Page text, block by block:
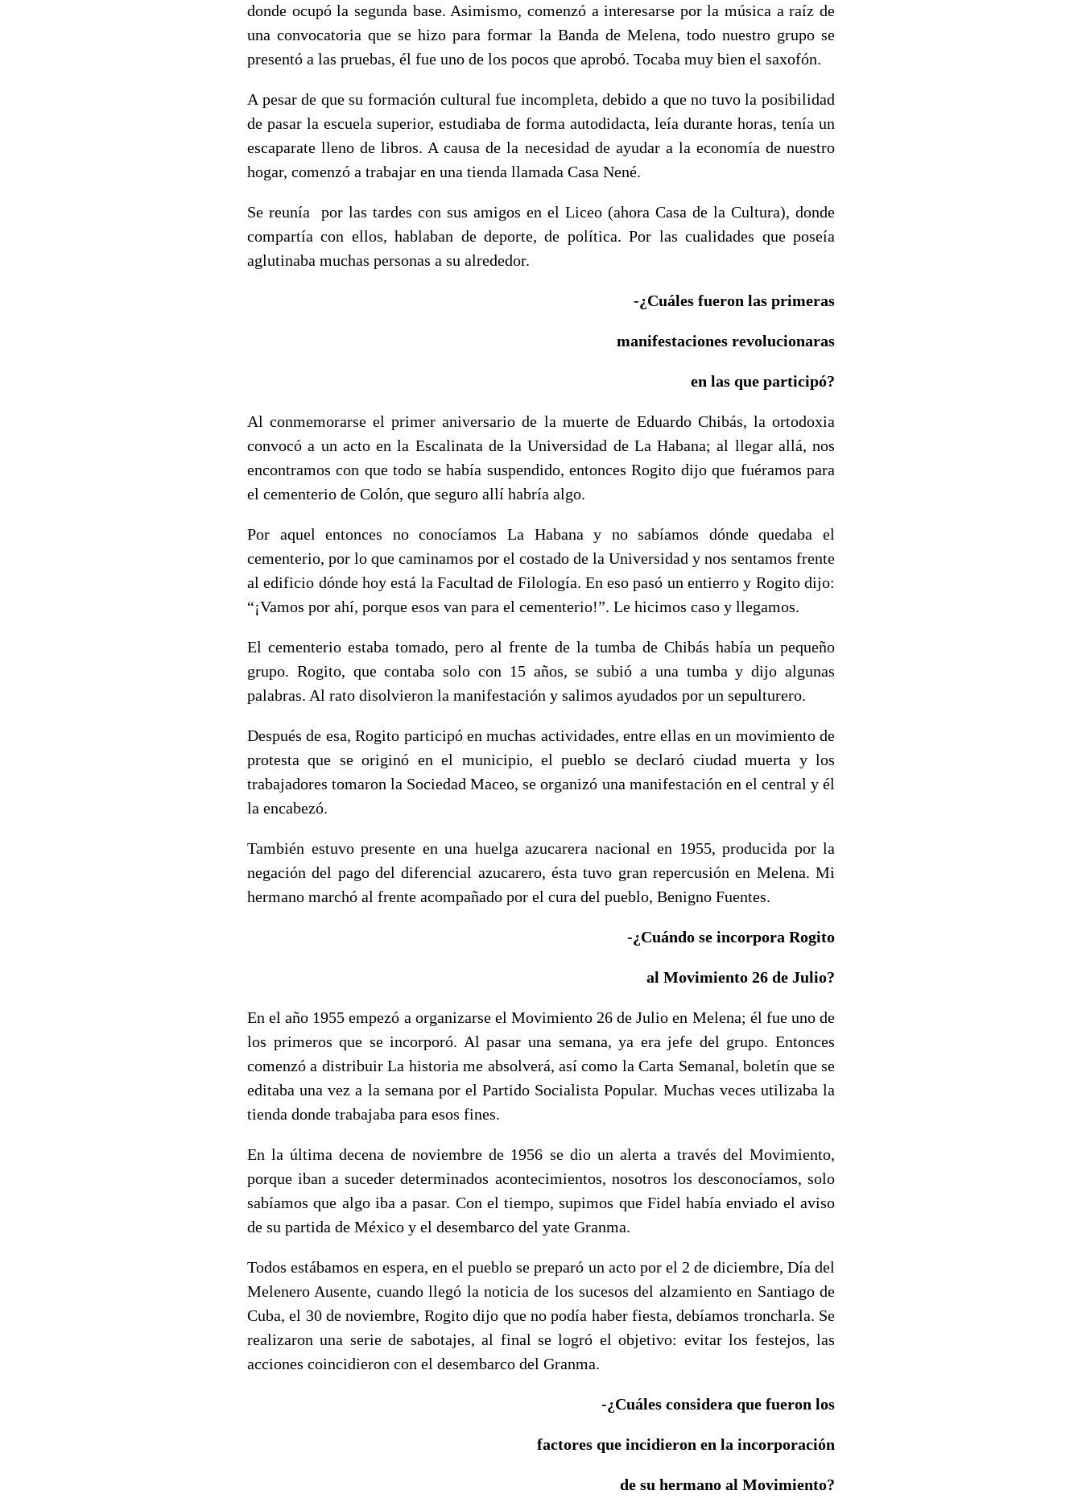
donde ocupó la segunda base. Asimismo, comenzó a interesarse por la música a raíz de
una convocatoria que se hizo para formar la Banda de Melena, todo nuestro grupo se
presentó a las pruebas, él fue uno de los pocos que aprobó. Tocaba muy bien el saxofón.
A pesar de que su formación cultural fue incompleta, debido a que no tuvo la posibilidad
de pasar la escuela superior, estudiaba de forma autodidacta, leía durante horas, tenía un
escaparate lleno de libros. A causa de la necesidad de ayudar a la economía de nuestro
hogar, comenzó a trabajar en una tienda llamada Casa Nené.
Se reunía por las tardes con sus amigos en el Liceo (ahora Casa de la Cultura), donde
compartía con ellos, hablaban de deporte, de política. Por las cualidades que poseía
aglutinaba muchas personas a su alrededor.
-¿Cuáles fueron las primeras
manifestaciones revolucionaras
en las que participó?
Al conmemorarse el primer aniversario de la muerte de Eduardo Chibás, la ortodoxia
convocó a un acto en la Escalinata de la Universidad de La Habana; al llegar allá, nos
encontramos con que todo se había suspendido, entonces Rogito dijo que fuéramos para
el cementerio de Colón, que seguro allí habría algo.
Por aquel entonces no conocíamos La Habana y no sabíamos dónde quedaba el
cementerio, por lo que caminamos por el costado de la Universidad y nos sentamos frente
al edificio dónde hoy está la Facultad de Filología. En eso pasó un entierro y Rogito dijo:
“¡Vamos por ahí, porque esos van para el cementerio!”. Le hicimos caso y llegamos.
El cementerio estaba tomado, pero al frente de la tumba de Chibás había un pequeño
grupo. Rogito, que contaba solo con 15 años, se subió a una tumba y dijo algunas
palabras. Al rato disolvieron la manifestación y salimos ayudados por un sepulturero.
Después de esa, Rogito participó en muchas actividades, entre ellas en un movimiento de
protesta que se originó en el municipio, el pueblo se declaró ciudad muerta y los
trabajadores tomaron la Sociedad Maceo, se organizó una manifestación en el central y él
la encabezó.
También estuvo presente en una huelga azucarera nacional en 1955, producida por la
negación del pago del diferencial azucarero, ésta tuvo gran repercusión en Melena. Mi
hermano marchó al frente acompañado por el cura del pueblo, Benigno Fuentes.
-¿Cuándo se incorpora Rogito
al Movimiento 26 de Julio?
En el año 1955 empezó a organizarse el Movimiento 26 de Julio en Melena; él fue uno de
los primeros que se incorporó. Al pasar una semana, ya era jefe del grupo. Entonces
comenzó a distribuir La historia me absolverá, así como la Carta Semanal, boletín que se
editaba una vez a la semana por el Partido Socialista Popular. Muchas veces utilizaba la
tienda donde trabajaba para esos fines.
En la última decena de noviembre de 1956 se dio un alerta a través del Movimiento,
porque iban a suceder determinados acontecimientos, nosotros los desconocíamos, solo
sabíamos que algo iba a pasar. Con el tiempo, supimos que Fidel había enviado el aviso
de su partida de México y el desembarco del yate Granma.
Todos estábamos en espera, en el pueblo se preparó un acto por el 2 de diciembre, Día del
Melenero Ausente, cuando llegó la noticia de los sucesos del alzamiento en Santiago de
Cuba, el 30 de noviembre, Rogito dijo que no podía haber fiesta, debíamos troncharla. Se
realizaron una serie de sabotajes, al final se logró el objetivo: evitar los festejos, las
acciones coincidieron con el desembarco del Granma.
-¿Cuáles considera que fueron los
factores que incidieron en la incorporación
de su hermano al Movimiento?